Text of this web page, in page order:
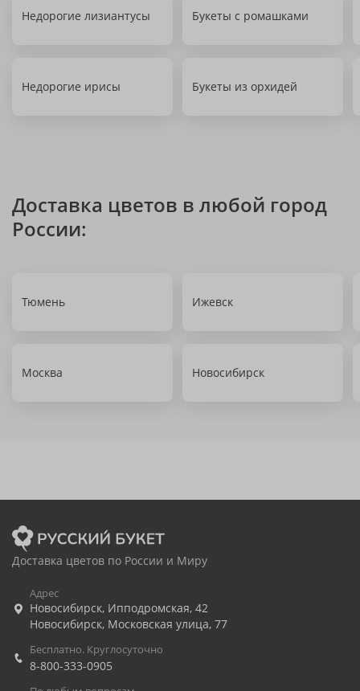
Недорогие лизиантусы Букеты с ромашками
Недорогие ирисы Букеты из орхидей
Доставка цветов в любой город
России:
Тюмень Ижевск
Москва Новосибирск
Доставка цветов по России и Миру
Адрес
Новосибирск, Ипподромская, 42
Новосибирск, Московская улица, 77
Бесплатно. Круглосуточно
8-800-333-0905